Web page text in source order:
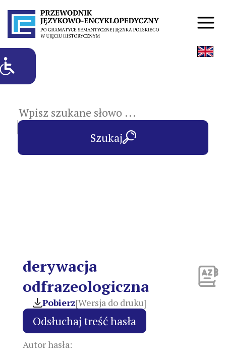
Szukaj
derywacja
odfrazeologiczna
Pobierz[Wersja do druku]
Autor hasła: